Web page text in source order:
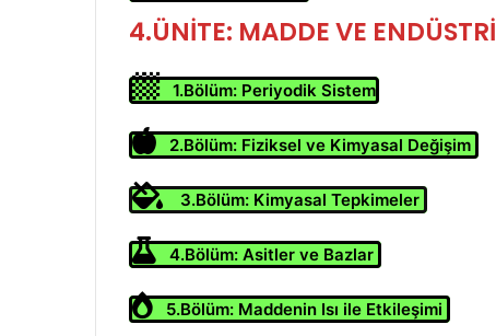
4.ÜNİTE: MADDE VE ENDÜSTRİ
1.Bölüm: Periyodik Sistem
2.Bölüm: Fiziksel ve Kimyasal Değişim
3.Bölüm: Kimyasal Tepkimeler
4.Bölüm: Asitler ve Bazlar
5.Bölüm: Maddenin Isı ile Etkileşimi